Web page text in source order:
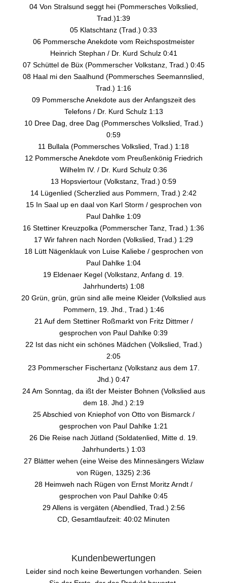
04 Von Stralsund seggt hei (Pommersches Volkslied,
Trad.)1:39
05 Klatschtanz (Trad.) 0:33
06 Pommersche Anekdote vom Reichspostmeister
Heinrich Stephan / Dr. Kurd Schulz 0:41
07 Schüttel de Büx (Pommerscher Volkstanz, Trad.) 0:45
08 Haal mi den Saalhund (Pommersches Seemannslied,
Trad.) 1:16
09 Pommersche Anekdote aus der Anfangszeit des
Telefons / Dr. Kurd Schulz 1:13
10 Dree Dag, dree Dag (Pommersches Volkslied, Trad.)
0:59
11 Bullala (Pommersches Volkslied, Trad.) 1:18
12 Pommersche Anekdote vom Preußenkönig Friedrich
Wilhelm IV. / Dr. Kurd Schulz 0:36
13 Hopsviertour (Volkstanz, Trad.) 0:59
14 Lügenlied (Scherzlied aus Pommern, Trad.) 2:42
15 In Saal up en daal von Karl Storm / gesprochen von
Paul Dahlke 1:09
16 Stettiner Kreuzpolka (Pommerscher Tanz, Trad.) 1:36
17 Wir fahren nach Norden (Volkslied, Trad.) 1:29
18 Lütt Nägenklauk von Luise Kaliebe / gesprochen von
Paul Dahlke 1:04
19 Eldenaer Kegel (Volkstanz, Anfang d. 19.
Jahrhunderts) 1:08
20 Grün, grün, grün sind alle meine Kleider (Volkslied aus
Pommern, 19. Jhd., Trad.) 1:46
21 Auf dem Stettiner Roßmarkt von Fritz Dittmer /
gesprochen von Paul Dahlke 0:39
22 Ist das nicht ein schönes Mädchen (Volkslied, Trad.)
2:05
23 Pommerscher Fischertanz (Volkstanz aus dem 17.
Jhd.) 0:47
24 Am Sonntag, da ißt der Meister Bohnen (Volkslied aus
dem 18. Jhd.) 2:19
25 Abschied von Kniephof von Otto von Bismarck /
gesprochen von Paul Dahlke 1:21
26 Die Reise nach Jütland (Soldatenlied, Mitte d. 19.
Jahrhunderts.) 1:03
27 Blätter wehen (eine Weise des Minnesängers Wizlaw
von Rügen, 1325) 2:36
28 Heimweh nach Rügen von Ernst Moritz Arndt /
gesprochen von Paul Dahlke 0:45
29 Allens is vergäten (Abendlied, Trad.) 2:56
CD, Gesamtlaufzeit: 40:02 Minuten
Kundenbewertungen
Leider sind noch keine Bewertungen vorhanden. Seien